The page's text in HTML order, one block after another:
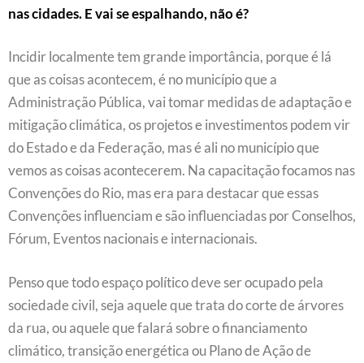
nas cidades. E vai se espalhando, não é?
Incidir localmente tem grande importância, porque é lá
que as coisas acontecem, é no município que a
Administração Pública, vai tomar medidas de adaptação e
mitigação climática, os projetos e investimentos podem vir
do Estado e da Federação, mas é ali no município que
vemos as coisas acontecerem. Na capacitação focamos nas
Convenções do Rio, mas era para destacar que essas
Convenções influenciam e são influenciadas por Conselhos,
Fórum, Eventos nacionais e internacionais.
Penso que todo espaço político deve ser ocupado pela
sociedade civil, seja aquele que trata do corte de árvores
da rua, ou aquele que falará sobre o financiamento
climático, transição energética ou Plano de Ação de